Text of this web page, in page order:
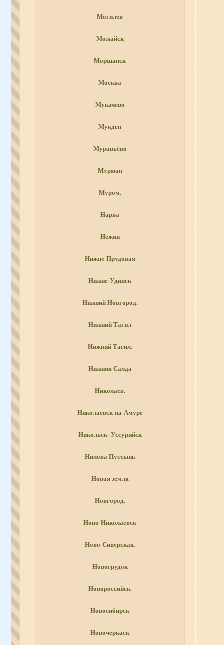
Могилев
Можайск
Моршанск
Москва
Мукачево
Мукден
Муравьёво
Мурман
Муром.
Нарва
Нежин
Нижне-Прудовая
Нижне-Удинск
Нижний Новгород.
Нижний Тагил
Нижний Тагил.
Нижняя Салда
Николаев.
Николаевск-на-Амуре
Никольск -Уссурийск
Нилова Пустынь
Новая земля
Новгород.
Ново-Николаевск
Ново-Сиверская.
Новогрудок
Новороссийск.
Новосибирск
Новочеркаск